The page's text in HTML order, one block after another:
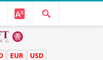
USD
EUR